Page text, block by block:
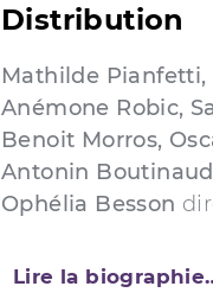
Distribution
Mathilde
Anémone Robic,
Benoit Morros,
Antonin
Ophélia Besson
Lire la